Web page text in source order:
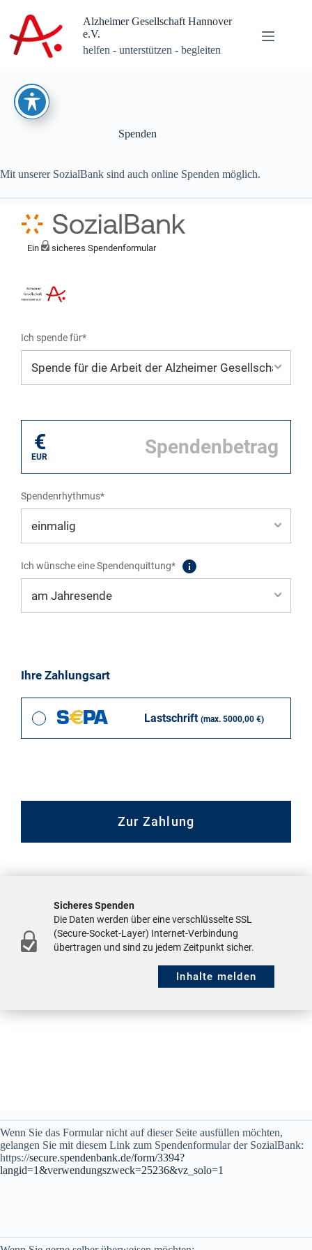
springen
Alzheimer Gesellschaft Hannover
e.V.
helfen - unterstützen - begleiten
Spenden
Mit unserer SozialBank sind auch online Spenden möglich.
Wenn Sie das Formular nicht auf dieser Seite ausfüllen möchten,
gelangen Sie mit diesem Link zum Spendenformular der SozialBank:
https://secure.spendenbank.de/form/3394?
langid=1&verwendungszweck=25236&vz_solo=1